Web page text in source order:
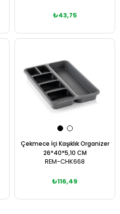
₺43,75
Çekmece İçi Kaşıklık Organizer
26*40*5,10 CM
REM-CHK668
₺116,49